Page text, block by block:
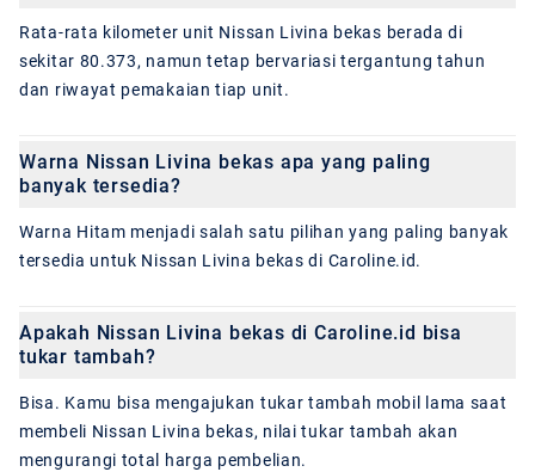
Rata-rata kilometer unit Nissan Livina bekas berada di
sekitar 80.373, namun tetap bervariasi tergantung tahun
dan riwayat pemakaian tiap unit.
Warna Nissan Livina bekas apa yang paling
banyak tersedia?
Warna Hitam menjadi salah satu pilihan yang paling banyak
tersedia untuk Nissan Livina bekas di Caroline.id.
Apakah Nissan Livina bekas di Caroline.id bisa
tukar tambah?
Bisa. Kamu bisa mengajukan tukar tambah mobil lama saat
membeli Nissan Livina bekas, nilai tukar tambah akan
mengurangi total harga pembelian.